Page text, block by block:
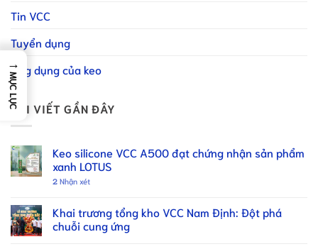
Tin VCC
Tuyển dụng
Ứng dụng của keo
BÀI VIẾT GẦN ĐÂY
Keo silicone VCC A500 đạt chứng nhận sản phẩm
xanh LOTUS
2 Nhận xét
Khai trương tổng kho VCC Nam Định: Đột phá
chuỗi cung ứng
→
MỤC LỤC